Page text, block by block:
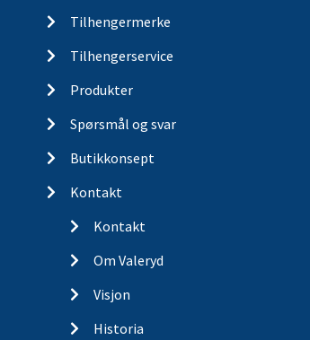
Tilhengermerke
Tilhengerservice
Produkter
Spørsmål og svar
Butikkonsept
Kontakt
Kontakt
Om Valeryd
Visjon
Historia